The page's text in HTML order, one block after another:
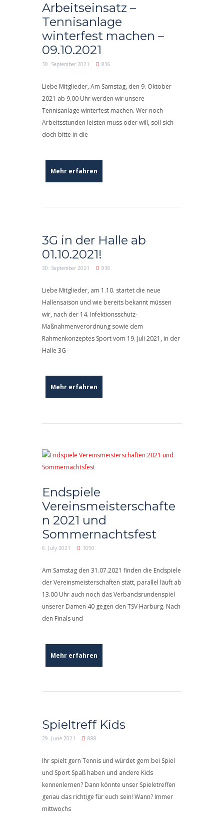
Arbeitseinsatz –
Tennisanlage
winterfest machen –
09.10.2021
30. September 2021 836
Liebe Mitglieder, Am Samstag, den 9. Oktober
2021 ab 9.00 Uhr werden wir unsere
Tennisanlage winterfest machen. Wer noch
Arbeitsstunden leisten muss oder will, soll sich
doch bitte in die
Mehr erfahren
3G in der Halle ab
01.10.2021!
30. September 2021 936
Liebe Mitglieder, am 1.10. startet die neue
Hallensaison und wie bereits bekannt müssen
wir, nach der 14. Infektionsschutz-
Maßnahmenverordnung sowie dem
Rahmenkonzeptes Sport vom 19. Juli 2021, in der
Halle 3G
Mehr erfahren
Endspiele
Vereinsmeisterschafte
n 2021 und
Sommernachtsfest
6. July 2021 1050
Am Samstag den 31.07.2021 finden die Endspiele
der Vereinsmeisterschaften statt, parallel läuft ab
13.00 Uhr auch noch das Verbandsrundenspiel
unserer Damen 40 gegen den TSV Harburg. Nach
den Finals und
Mehr erfahren
Spieltreff Kids
29. June 2021 888
Ihr spielt gern Tennis und würdet gern bei Spiel
und Sport Spaß haben und andere Kids
kennenlernen? Dann könnte unser Spieletreffen
genau das richtige für euch sein! Wann? Immer
mittwochs